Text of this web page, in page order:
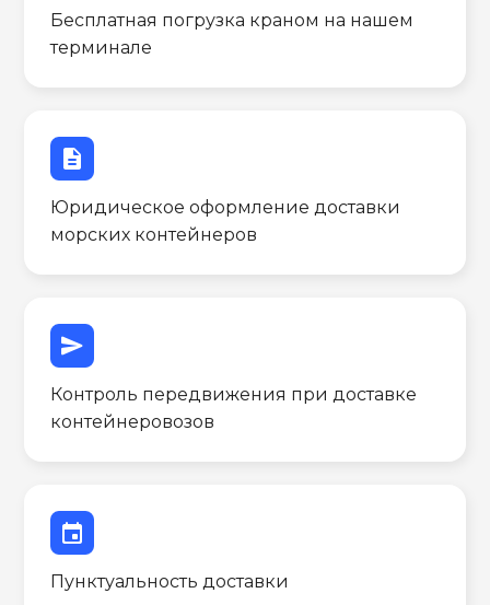
Бесплатная погрузка краном на нашем
терминале
description
Юридическое оформление доставки
морских контейнеров
send
Контроль передвижения при доставке
контейнеровозов
event
Пунктуальность доставки